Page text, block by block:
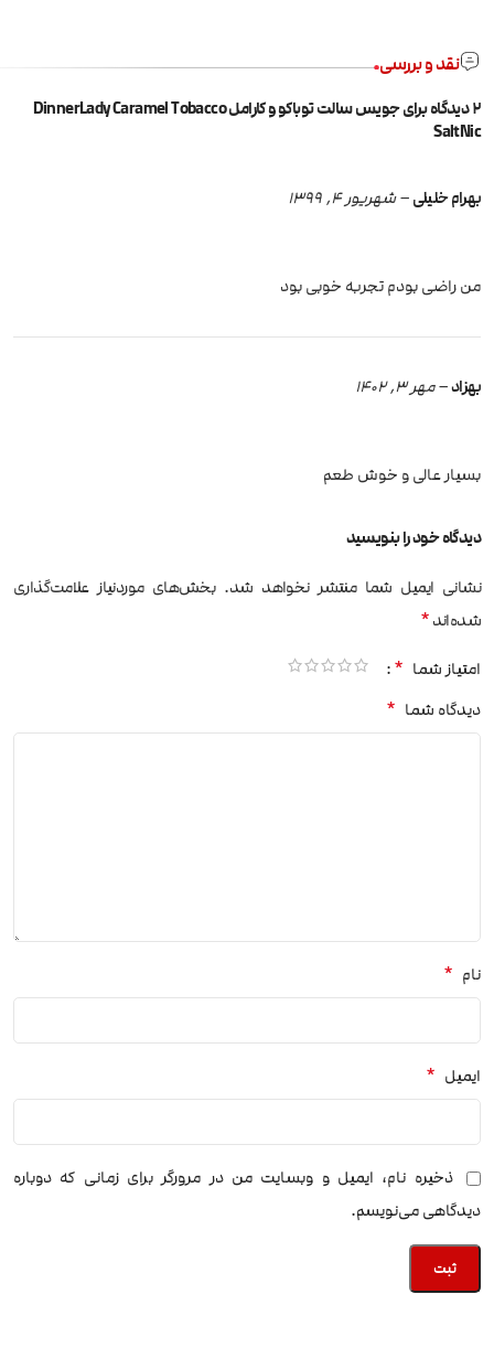
نقد و بررسی
2 دیدگاه برای
جویس سالت توباکو و کارامل DinnerLady Caramel Tobacco
SaltNic
بهرام خلیلی–شهریور 4, 1399
من راضی بودم تجربه خوبی بود
بهزاد–مهر 3, 1402
بسیار عالی و خوش طعم
دیدگاه خود را بنویسید
نشانی ایمیل شما منتشر نخواهد شد. بخش‌های موردنیاز علامت‌گذاری
شده‌اند*
امتیاز شما *
دیدگاه شما *
نام *
ایمیل *
ذخیره نام، ایمیل و وبسایت من در مرورگر برای زمانی که دوباره
دیدگاهی می‌نویسم.